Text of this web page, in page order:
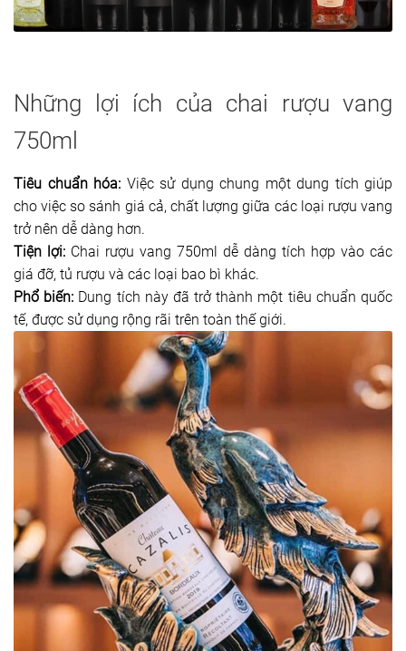
Những lợi ích của chai rượu vang
750ml
Tiêu chuẩn hóa: Việc sử dụng chung một dung tích giúp
cho việc so sánh giá cả, chất lượng giữa các loại rượu vang
trở nên dễ dàng hơn.
Tiện lợi: Chai rượu vang 750ml dễ dàng tích hợp vào các
giá đỡ, tủ rượu và các loại bao bì khác.
Phổ biến: Dung tích này đã trở thành một tiêu chuẩn quốc
tế, được sử dụng rộng rãi trên toàn thế giới.